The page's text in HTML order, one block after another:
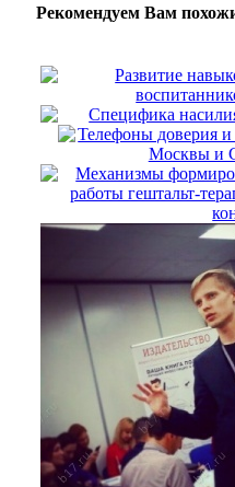
Рекомендуем Вам
Развитие
Специфика
Телефоны доверия
Москвы и
Механизмы
работы гештальт-